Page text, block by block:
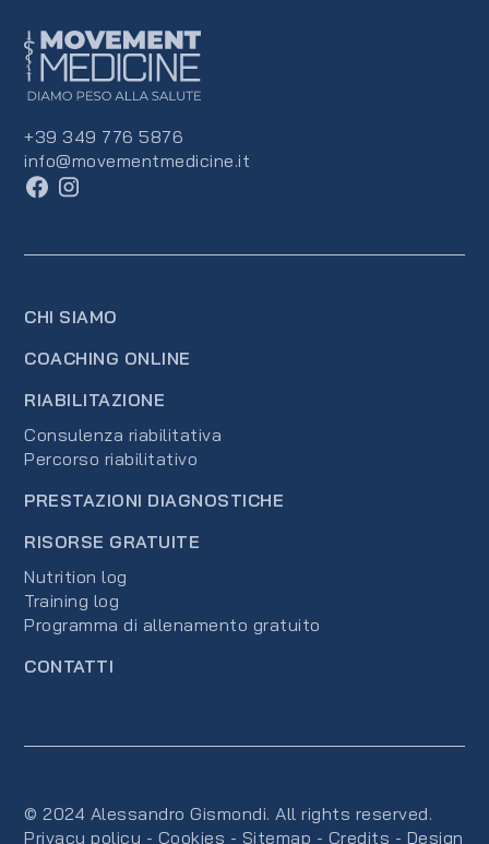
+39 349 776 5876
info@movementmedicine.it
CHI SIAMO
COACHING ONLINE
RIABILITAZIONE
Consulenza riabilitativa
Percorso riabilitativo
PRESTAZIONI DIAGNOSTICHE
RISORSE GRATUITE
Nutrition log
Training log
Programma di allenamento gratuito
CONTATTI
© 2024 Alessandro Gismondi. All rights reserved.
Privacy policy - Cookies - Sitemap - Credits - Design